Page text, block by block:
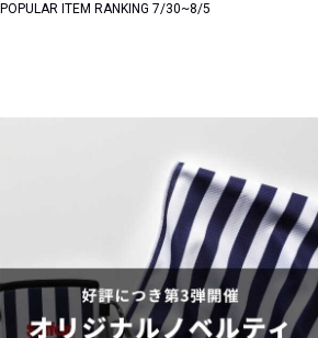
POPULAR ITEM RANKING 7/30~8/5